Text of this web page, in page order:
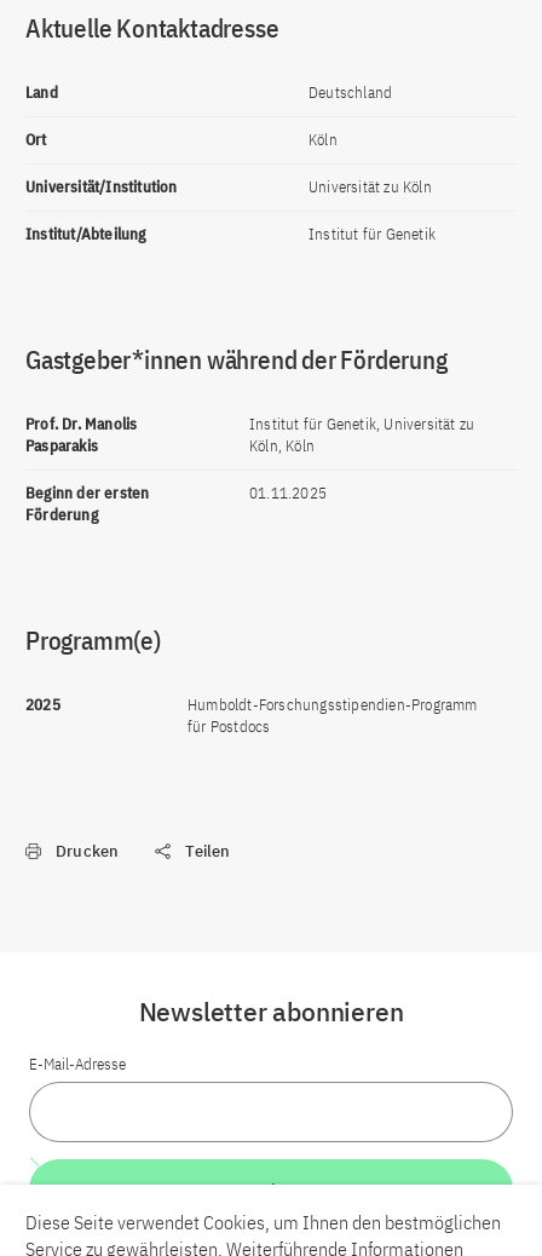
Aktuelle Kontaktadresse
Land Deutschland
Ort Köln
Universität/Institution Universität zu Köln
Institut/Abteilung Institut für Genetik
Gastgeber*innen während der Förderung
Prof. Dr. Manolis
Pasparakis
Institut für Genetik, Universität zu
Köln, Köln
Beginn der ersten
Förderung
01.11.2025
Programm(e)
2025
Humboldt-Forschungsstipendien-Programm
für Postdocs
Drucken Teilen
Newsletter abonnieren
E-Mail-Adresse
Weiter
Diese Seite verwendet Cookies, um Ihnen den bestmöglichen
Service zu gewährleisten. Weiterführende Informationen